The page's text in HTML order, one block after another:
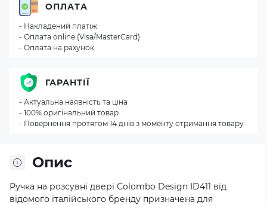
Опис
Ручка на розсувні двері Colombo Design ID411 від
відомого італійського бренду призначена для
ОПЛАТА
- Накладений платіж
- Оплата online (Visa/MasterCard)
- Оплата на рахунок
ГАРАНТІЇ
- Актуальна наявність та ціна
- 100% оригінальний товар
- Повернення протягом 14 днів з моменту отримання товару